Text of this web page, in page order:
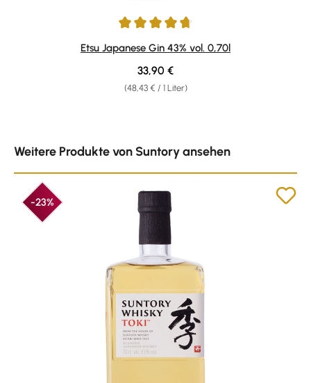
Durchschnittliche Bewertung von 4.78 von 5 Sternen
Etsu Japanese Gin 43% vol. 0,70l
(48,43 € / 1 Liter)
Regulärer Preis:
33,90 €
Weitere Produkte von Suntory ansehen
-23%